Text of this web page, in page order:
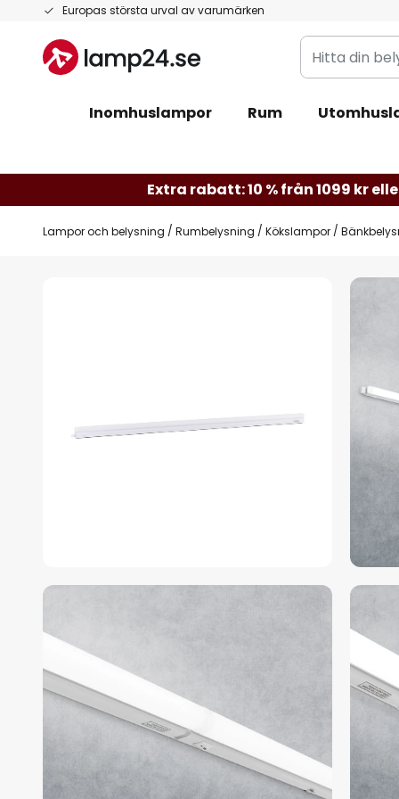
Europas största urval av varumärken
Hoppa
innehållet
Hitta
din
Inomhuslampor Rum
Extra rabatt: 10 % från 1099 kr
Lampor och belysning Rumbelysning Kökslampor